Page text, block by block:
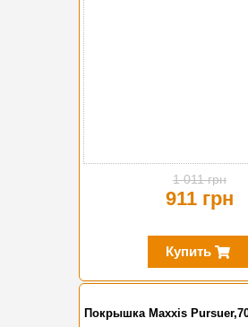
1 011 грн
911 грн
Купить
Покрышка Maxxis